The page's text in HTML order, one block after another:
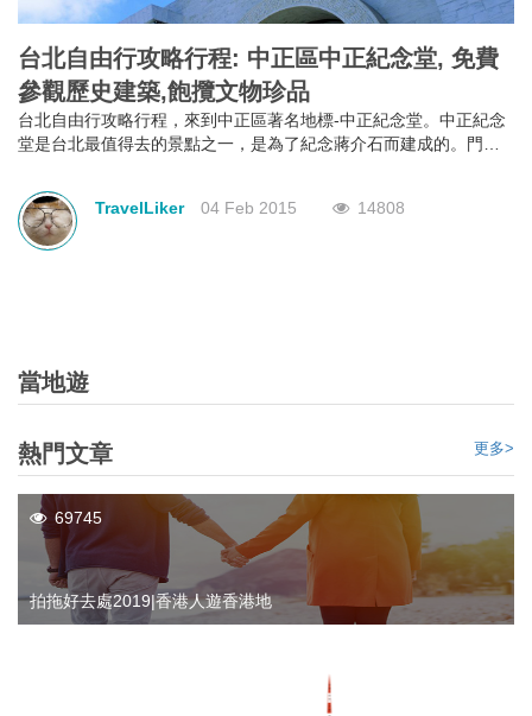
台北自由行攻略行程: 中正區中正紀念堂, 免費
參觀歷史建築,飽攬文物珍品
台北自由行攻略行程，來到中正區著名地標-中正紀念堂。中正紀念
堂是台北最值得去的景點之一，是為了紀念蔣介石而建成的。門票
國庭園造景為主要設計思路，藍白的色調代表了自由、平等。除了
參觀其各式各樣的建築風格，它另一個著名的表演是每小時的換班
儀式，表演項目是參觀中正紀念的重點之一，也是中正紀念堂背後
TravelLiker 04 Feb 2015 14808
當地遊
熱門文章 更多>
拍拖好去處2019|香港人遊香港地
69745